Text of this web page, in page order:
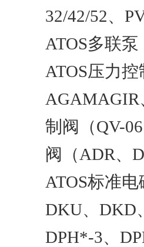
32/42/52、
ATOS多联
ATOS压力
AGAMAGIR
制阀（QV-
阀（ADR、
ATOS标准
DKU、DKD
DPH*-3、